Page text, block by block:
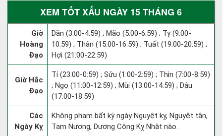
XEM TỐT XẤU NGÀY 15 THÁNG 6
Giờ
Hoàng
Đạo
Dần (3:00-4:59) ; Mão (5:00-6:59) ; Tỵ (9:00-
10:59) ; Thân (15:00-16:59) ; Tuất (19:00-20:59) ;
Hợi (21:00-22:59)
Giờ Hắc
Đạo
Tí (23:00-0:59) ; Sửu (1:00-2:59) ; Thìn (7:00-8:59)
; Ngọ (11:00-12:59) ; Mùi (13:00-14:59) ; Dậu
(17:00-18:59)
Các
Ngày Kỵ
Không phạm bất kỳ ngày Nguyệt kỵ, Nguyệt tận,
Tam Nương, Dương Công Kỵ Nhật nào.